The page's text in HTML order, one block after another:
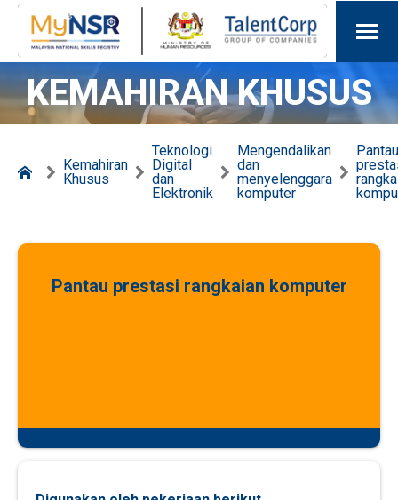
KEMAHIRAN KHUSUS
Kemahiran
Khusus
Teknologi
Digital
dan
Elektronik
Mengendalikan
dan
menyelenggara
komputer
Pantau
Pantau prestasi rangkaian komputer